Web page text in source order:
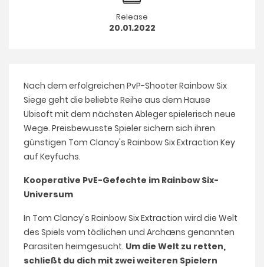
Release
20.01.2022
Nach dem erfolgreichen PvP-Shooter Rainbow Six
Siege geht die beliebte Reihe aus dem Hause
Ubisoft mit dem nächsten Ableger spielerisch neue
Wege. Preisbewusste Spieler sichern sich ihren
günstigen Tom Clancy's Rainbow Six Extraction Key
auf Keyfuchs.
Kooperative PvE-Gefechte im Rainbow Six-
Universum
In Tom Clancy's Rainbow Six Extraction wird die Welt
des Spiels vom tödlichen und Archæns genannten
Parasiten heimgesucht. Um die Welt zu retten,
schließt du dich mit zwei weiteren Spielern